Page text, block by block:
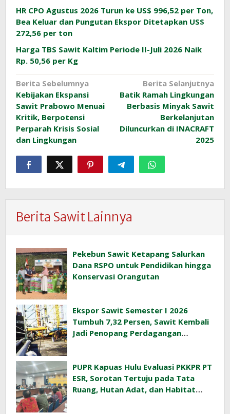
HR CPO Agustus 2026 Turun ke US$ 996,52 per Ton,
Bea Keluar dan Pungutan Ekspor Ditetapkan US$
272,56 per ton
Harga TBS Sawit Kaltim Periode II-Juli 2026 Naik
Rp. 50,56 per Kg
Navigasi
pos
Berita Sebelumnya
Kebijakan Ekspansi
Sawit Prabowo Menuai
Kritik, Berpotensi
Perparah Krisis Sosial
dan Lingkungan
Berita Selanjutnya
Batik Ramah Lingkungan
Berbasis Minyak Sawit
Berkelanjutan
Diluncurkan di INACRAFT
2025
Berita Sawit Lainnya
Pekebun Sawit Ketapang Salurkan
Dana RSPO untuk Pendidikan hingga
Konservasi Orangutan
Ekspor Sawit Semester I 2026
Tumbuh 7,32 Persen, Sawit Kembali
Jadi Penopang Perdagangan
PUPR Kapuas Hulu Evaluasi PKKPR PT
ESR, Sorotan Tertuju pada Tata
Ruang, Hutan Adat, dan Habitat